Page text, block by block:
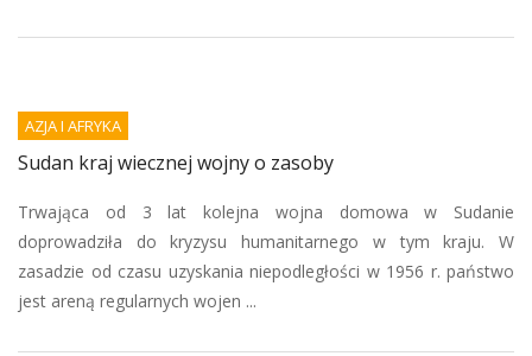
AZJA I AFRYKA
Sudan kraj wiecznej wojny o zasoby
Trwająca od 3 lat kolejna wojna domowa w Sudanie
doprowadziła do kryzysu humanitarnego w tym kraju. W
zasadzie od czasu uzyskania niepodległości w 1956 r. państwo
jest areną regularnych wojen ...